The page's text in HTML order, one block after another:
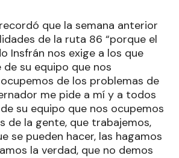
que la semana anterior
de la ruta 86 “porque el
Insfrán nos exige a los que
su equipo que nos
de los problemas de
me pide a mí y a todos
su equipo que nos ocupemos
de la gente, que trabajemos,
se pueden hacer, las hagamos
la verdad, que no demos